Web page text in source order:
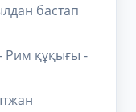
бастап
Рим құқығы -